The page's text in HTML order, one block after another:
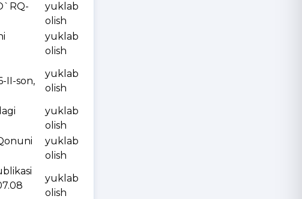
yuklab
olish
yuklab
olish
II-son,
yuklab
olish
yuklab
olish
yuklab
olish
yuklab
olish